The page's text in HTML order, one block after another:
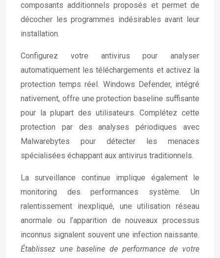
composants additionnels proposés et permet de
décocher les programmes indésirables avant leur
installation.
Configurez votre antivirus pour analyser
automatiquement les téléchargements et activez la
protection temps réel. Windows Defender, intégré
nativement, offre une protection baseline suffisante
pour la plupart des utilisateurs. Complétez cette
protection par des analyses périodiques avec
Malwarebytes pour détecter les menaces
spécialisées échappant aux antivirus traditionnels.
La surveillance continue implique également le
monitoring des performances système. Un
ralentissement inexpliqué, une utilisation réseau
anormale ou l’apparition de nouveaux processus
inconnus signalent souvent une infection naissante.
Établissez une baseline de performance de votre